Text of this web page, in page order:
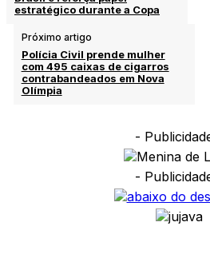
estratégico durante a Copa
Próximo artigo
Polícia Civil prende mulher
com 495 caixas de cigarros
contrabandeados em Nova
Olímpia
-
-